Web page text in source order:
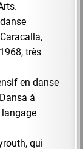
très
en danse
à
qui